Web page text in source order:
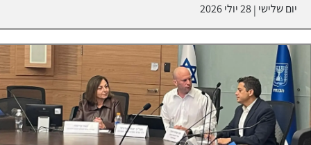
יום שלישי |28 יולי 2026